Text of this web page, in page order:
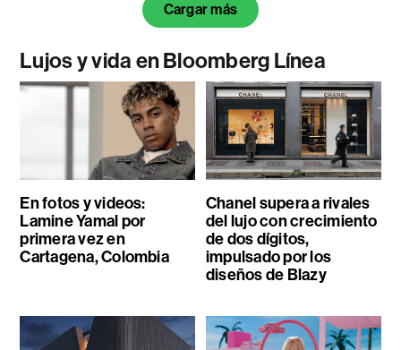
Cargar más
Lujos y vida en Bloomberg Línea
En fotos y videos:
Lamine Yamal por
primera vez en
Cartagena, Colombia
Chanel supera a rivales
del lujo con crecimiento
de dos dígitos,
impulsado por los
diseños de Blazy